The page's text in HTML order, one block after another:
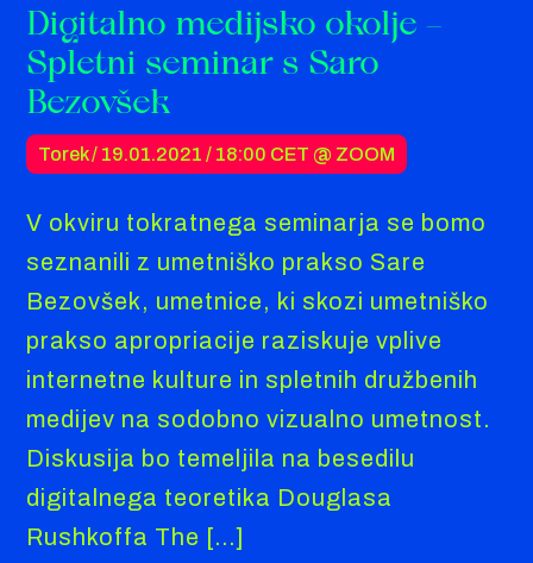
Digitalno medijsko okolje –
Spletni seminar s Saro
Bezovšek
Torek / 19.01.2021 / 18:00 CET @ ZOOM
V okviru tokratnega seminarja se bomo
seznanili z umetniško prakso Sare
Bezovšek, umetnice, ki skozi umetniško
prakso apropriacije raziskuje vplive
internetne kulture in spletnih družbenih
medijev na sodobno vizualno umetnost.
Diskusija bo temeljila na besedilu
digitalnega teoretika Douglasa
Rushkoffa The […]